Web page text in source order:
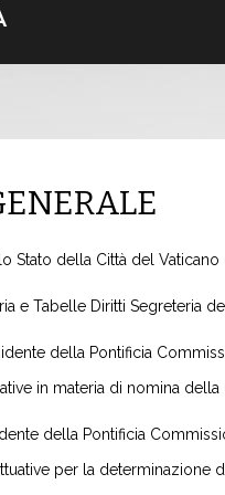
Stato della Città del
e Tabelle Diritti Segreteria
della Pontificia
in materia di nomina
della Pontificia
per la determinazione